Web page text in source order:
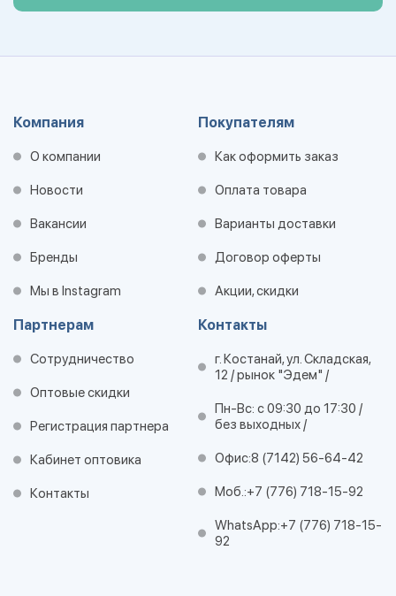
Компания
О компании
Новости
Вакансии
Бренды
Мы в Instagram
Покупателям
Как оформить заказ
Оплата товара
Варианты доставки
Договор оферты
Акции, скидки
Партнерам
Сотрудничество
Оптовые скидки
Регистрация партнера
Кабинет оптовика
Контакты
Контакты
г. Костанай, ул. Складская,
12 / рынок "Эдем" /
Пн-Вс: с 09:30 до 17:30 /
без выходных /
Офис:8 (7142) 56-64-42
Моб.:+7 (776) 718-15-92
WhatsApp:+7 (776) 718-15-
92